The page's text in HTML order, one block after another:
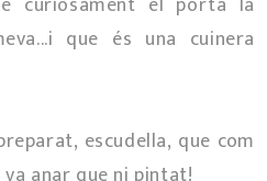
que és una cuinera
escudella, que com